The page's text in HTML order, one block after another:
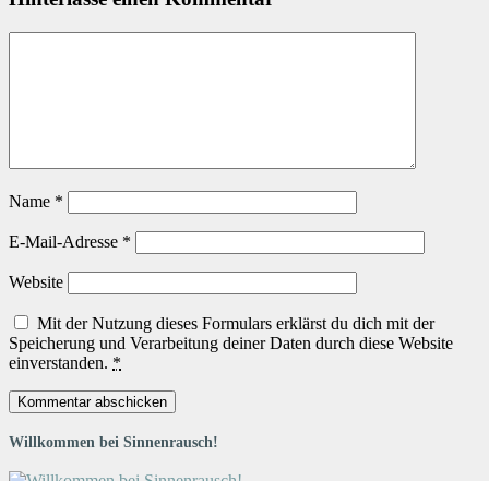
Name *
E-Mail-Adresse *
Website
Mit der Nutzung dieses Formulars erklärst du dich mit der
Speicherung und Verarbeitung deiner Daten durch diese Website
einverstanden. *
Willkommen bei Sinnenrausch!